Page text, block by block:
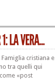
cristiana e
tra quelli qui
«post